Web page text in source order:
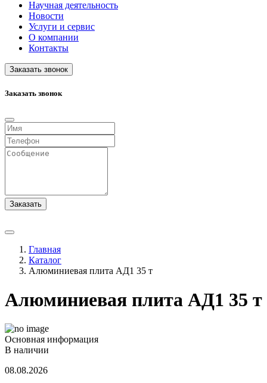
Научная деятельность
Новости
Услуги и сервис
О компании
Контакты
Заказать звонок
Заказать звонок
Заказать
Главная
Каталог
Алюминиевая плита АД1 35 т
Алюминиевая плита АД1 35 т
Основная информация
В наличии
08.08.2026